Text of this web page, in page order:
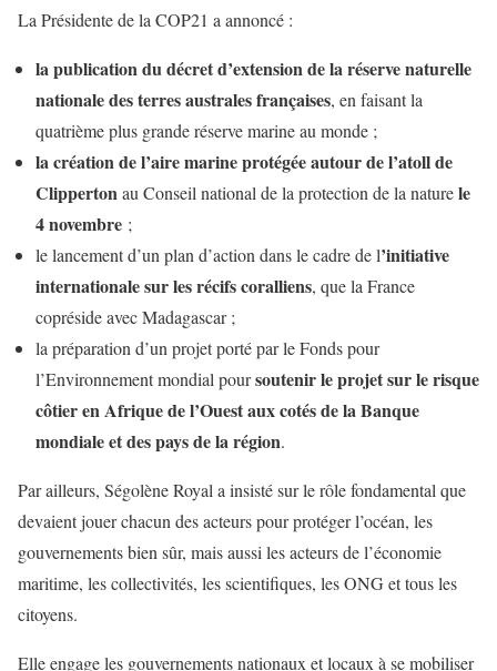
La Présidente de la COP21 a annoncé :
la publication du décret d’extension de la réserve naturelle
nationale des terres australes françaises, en faisant la
quatrième plus grande réserve marine au monde ;
la création de l’aire marine protégée autour de l’atoll de
Clippertonau Conseil national de la protection de la naturele
4 novembre ;
le lancement d’un plan d’action dans le cadre de l’initiative
internationale sur les récifs coralliens, que la France
copréside avec Madagascar ;
la préparation d’un projet porté par le Fonds pour
l’Environnement mondial poursoutenir le projet sur le risque
côtier en Afrique de l’Ouest aux cotés de la Banque
mondiale et des pays de la région.
Par ailleurs, Ségolène Royal a insisté sur le rôle fondamental que
devaient jouer chacun des acteurs pour protéger l’océan, les
gouvernements bien sûr, mais aussi les acteurs de l’économie
maritime, les collectivités, les scientifiques, les ONG et tous les
citoyens.
Elle engage les gouvernements nationaux et locaux à se mobiliser